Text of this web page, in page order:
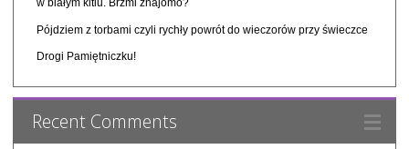
w białym kitlu. Brzmi znajomo?
Pójdziem z torbami czyli rychły powrót do wieczorów przy świeczce
Drogi Pamiętniczku!
Recent Comments